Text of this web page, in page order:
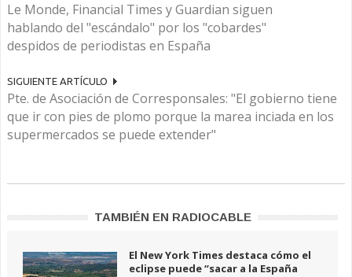
Le Monde, Financial Times y Guardian siguen
hablando del "escándalo" por los "cobardes"
despidos de periodistas en España
SIGUIENTE ARTÍCULO
Pte. de Asociación de Corresponsales: "El gobierno tiene
que ir con pies de plomo porque la marea inciada en los
supermercados se puede extender"
TAMBIÉN EN RADIOCABLE
El New York Times destaca cómo el
eclipse puede “sacar a la España